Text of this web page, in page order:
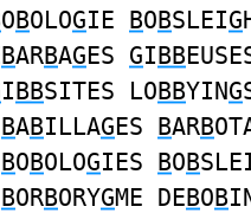
OBOLOGIE BOBSLEIG
BARBAGES GIBB
IBBSITES LOBBYING
BABILLAGES BARB
BOBOLOGIES BOB
BORBORYGME DEBOB